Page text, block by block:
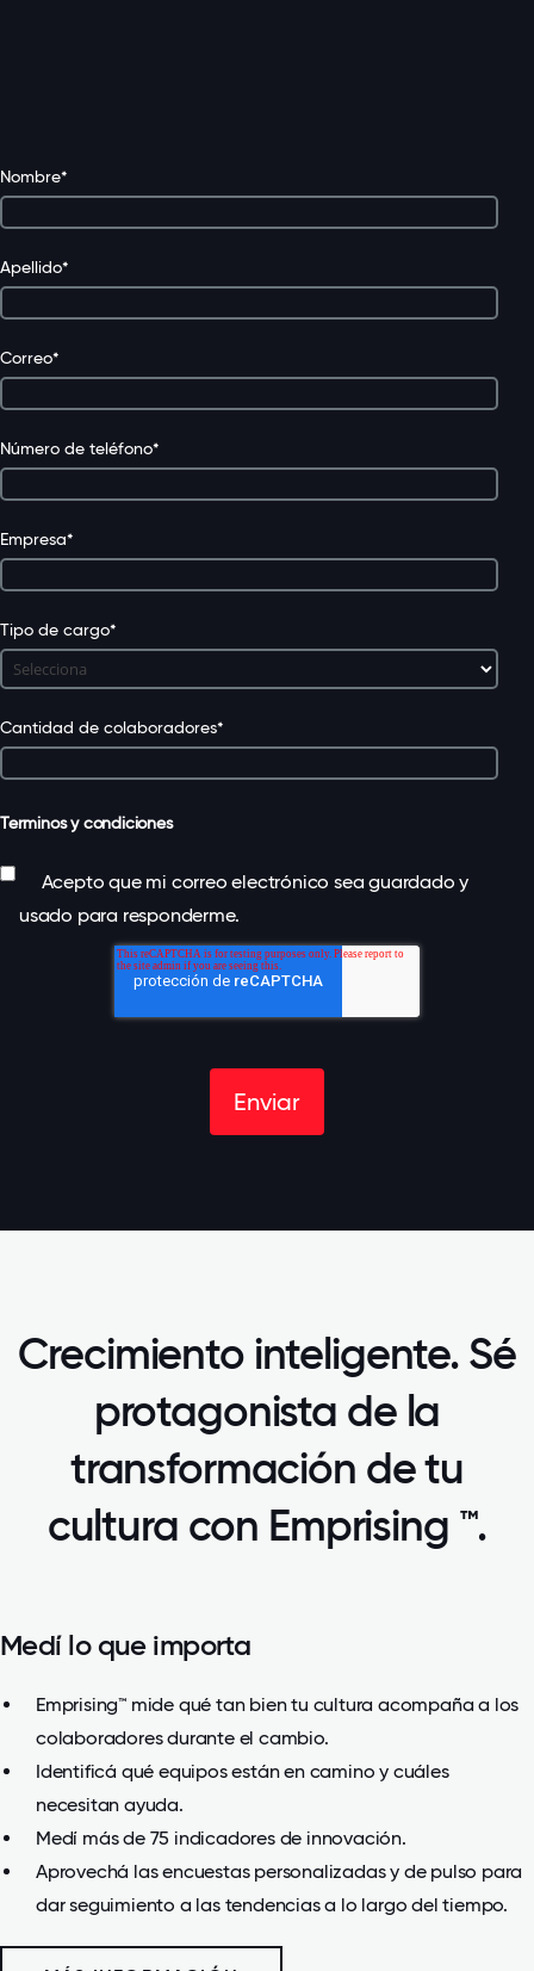
Nombre*
Apellido*
Correo*
Número de teléfono*
Empresa*
Tipo de cargo*
Cantidad de colaboradores*
Terminos y condiciones
Acepto que mi correo electrónico sea guardado y
usado para responderme.
Crecimiento inteligente. Sé
protagonista de la
transformación de tu
cultura con Emprising ™.
Medí lo que importa
Emprising™ mide qué tan bien tu cultura acompaña a los
colaboradores durante el cambio.
Identificá qué equipos están en camino y cuáles
necesitan ayuda.
Medí más de 75 indicadores de innovación.
Aprovechá las encuestas personalizadas y de pulso para
dar seguimiento a las tendencias a lo largo del tiempo.